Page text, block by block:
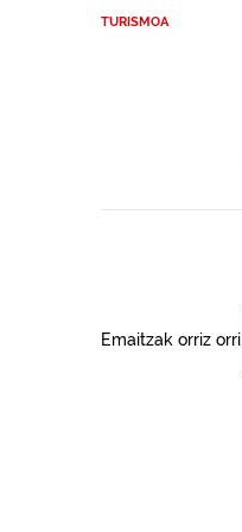
TURISMOA
Emaitzak orriz orri